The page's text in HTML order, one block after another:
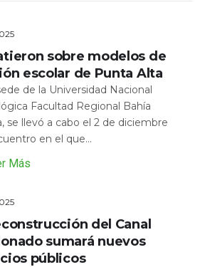
sobre modelos de
escolar de Punta Alta
de la Universidad Nacional
Facultad Regional Bahía
se llevó a cabo el 2 de diciembre
en el que...
Más
del Canal
sumará nuevos
públicos